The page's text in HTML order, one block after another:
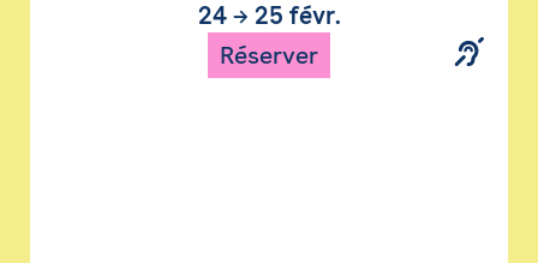
24→ 25 févr.
Réserver